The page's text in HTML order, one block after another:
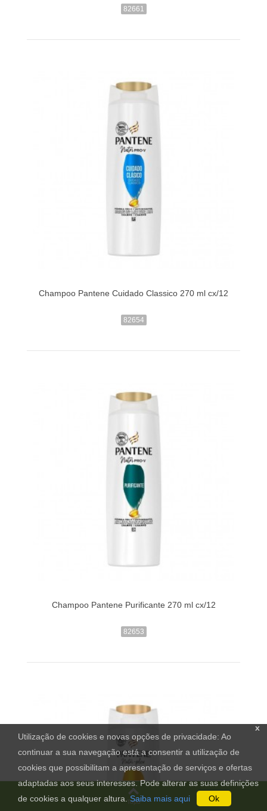
82661
Champoo Pantene Cuidado Classico 270 ml cx/12
82654
Champoo Pantene Purificante 270 ml cx/12
82653
x
Utilização de cookies e novas opções de privacidade: Ao
continuar a sua navegação está a consentir a utilização de
cookies que possibilitam a apresentação de serviços e ofertas
adaptadas aos seus interesses. Pode alterar as suas definições
de cookies a qualquer altura.Saiba mais aqui Ok
Topo